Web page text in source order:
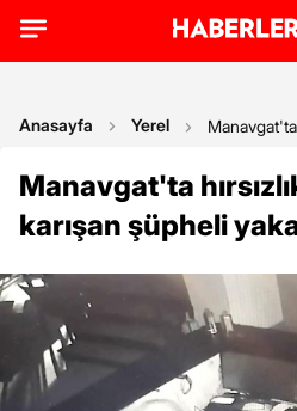
Anasayfa Yerel Manavgat'ta
Manavgat'ta
karışan şüpheli